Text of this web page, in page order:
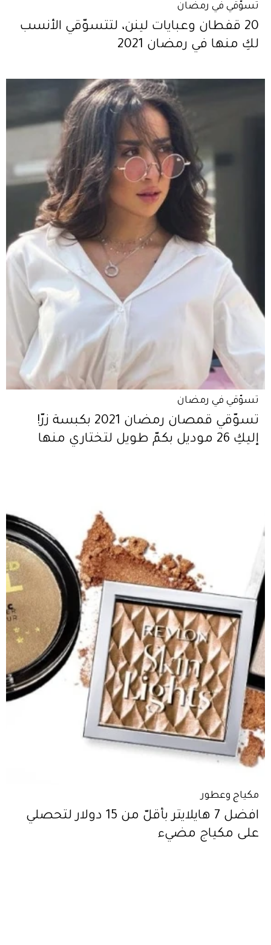
تسوّقي في رمضان
20 قفطان وعبايات لينن، لتتسوّقي الأنسب
لكِ منها في رمضان 2021
تسوّقي في رمضان
تسوّقي قمصان رمضان 2021 بكبسة زرّ!
إليكِ 26 موديل بكمّ طويل لتختاري منها
مكياج وعطور
افضل 7 هايلايتر بأقلّ من 15 دولار لتحصلي
على مكياج مضيء